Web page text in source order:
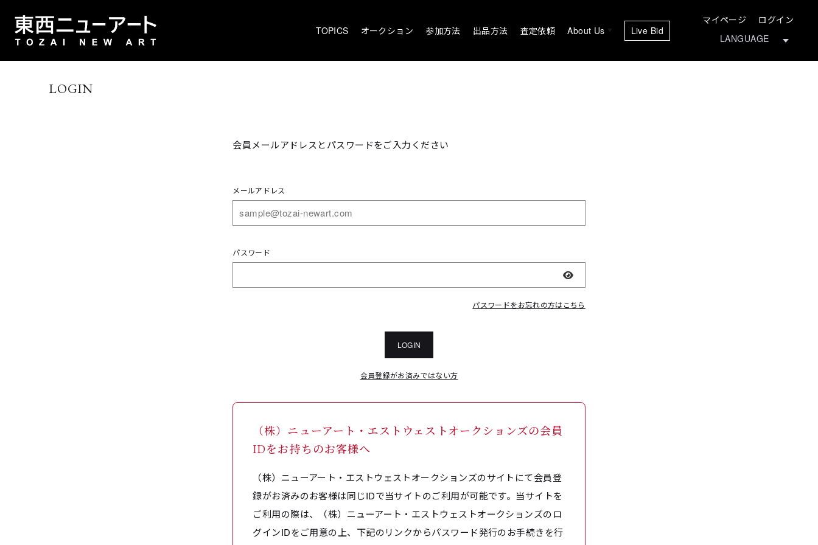
TOPICS オークション 参加方法 出品方法 査定依頼 About Us Live Bid
マイページ ログイン
LOGIN
会員メールアドレスとパスワードをご入力ください
メールアドレス
パスワード
表示
パスワードをお忘れの方はこちら
LOGIN
会員登録がお済みではない方
（株）ニューアート・エストウェストオークションズの会員
IDをお持ちのお客様へ
（株）ニューアート・エストウェストオークションズのサイトにて会員登
録がお済みのお客様は同じIDで当サイトのご利用が可能です。当サイトを
ご利用の際は、（株）ニューアート・エストウェストオークションズのロ
グインIDをご用意の上、下記のリンクからパスワード発行のお手続きを行